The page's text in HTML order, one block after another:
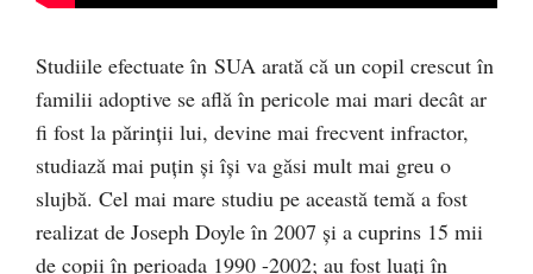
Studiile efectuate în SUA arată că un copil crescut în
familii adoptive se află în pericole mai mari decât ar
fi fost la părinții lui, devine mai frecvent infractor,
studiază mai puțin și își va găsi mult mai greu o
slujbă. Cel mai mare studiu pe această temă a fost
realizat de Joseph Doyle în 2007 și a cuprins 15 mii
de copii în perioada 1990 -2002; au fost luați în